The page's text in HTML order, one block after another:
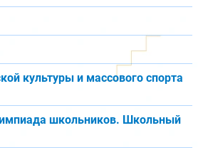
культуры и массового спорта
школьников. Школьный